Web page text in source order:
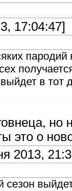
17:04:47]
в тот
это о
2013,